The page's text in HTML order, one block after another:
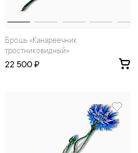
Брошь «Канареечник
тростниковидный»
22 500 ₽